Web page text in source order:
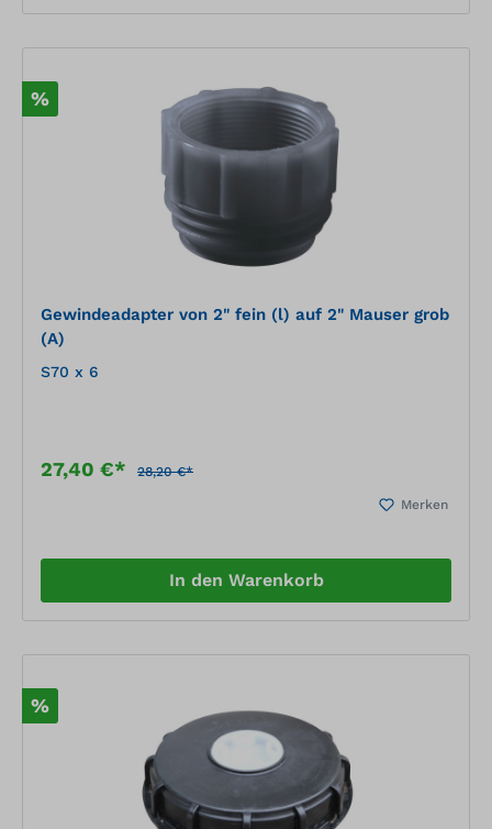
%
Gewindeadapter von 2" fein (l) auf 2" Mauser grob
(A)
S70 x 6
27,40 €* 28,20 €*
Merken
In den Warenkorb
%